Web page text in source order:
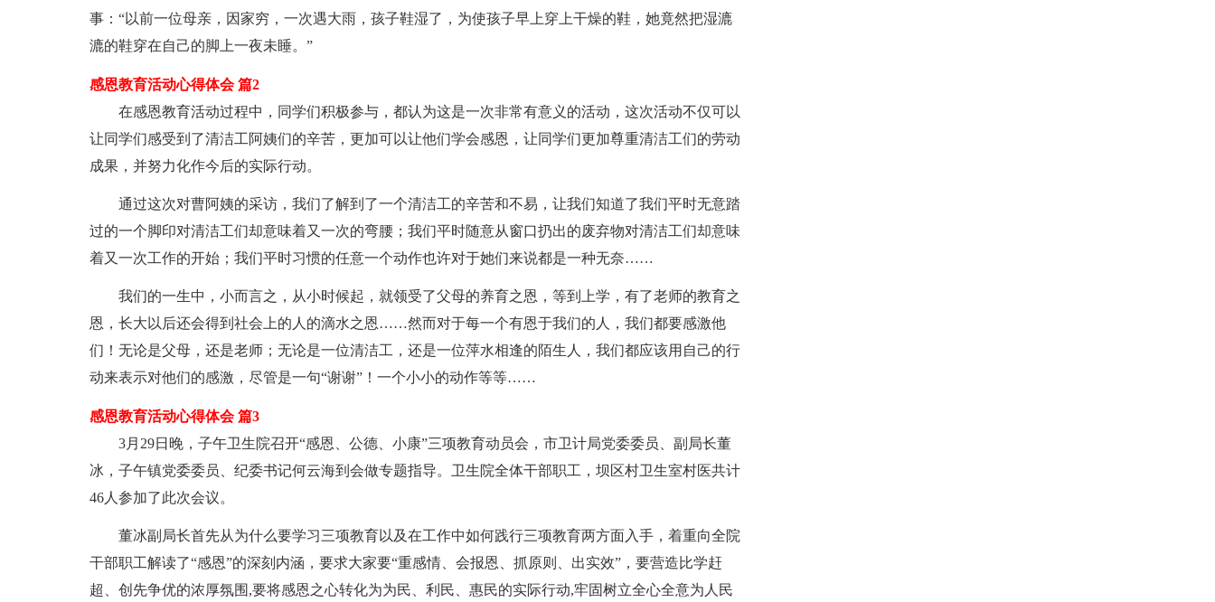
事：“以前一位母亲，因家穷，一次遇大雨，孩子鞋湿了，为使孩子早上穿上干燥的鞋，她竟然把湿漉
漉的鞋穿在自己的脚上一夜未睡。”
感恩教育活动心得体会 篇2
在感恩教育活动过程中，同学们积极参与，都认为这是一次非常有意义的活动，这次活动不仅可以
让同学们感受到了清洁工阿姨们的辛苦，更加可以让他们学会感恩，让同学们更加尊重清洁工们的劳动
成果，并努力化作今后的实际行动。
通过这次对曹阿姨的采访，我们了解到了一个清洁工的辛苦和不易，让我们知道了我们平时无意踏
过的一个脚印对清洁工们却意味着又一次的弯腰；我们平时随意从窗口扔出的废弃物对清洁工们却意味
着又一次工作的开始；我们平时习惯的任意一个动作也许对于她们来说都是一种无奈……
我们的一生中，小而言之，从小时候起，就领受了父母的养育之恩，等到上学，有了老师的教育之
恩，长大以后还会得到社会上的人的滴水之恩……然而对于每一个有恩于我们的人，我们都要感激他
们！无论是父母，还是老师；无论是一位清洁工，还是一位萍水相逢的陌生人，我们都应该用自己的行
动来表示对他们的感激，尽管是一句“谢谢”！一个小小的动作等等……
感恩教育活动心得体会 篇3
3月29日晚，子午卫生院召开“感恩、公德、小康”三项教育动员会，市卫计局党委委员、副局长董
冰，子午镇党委委员、纪委书记何云海到会做专题指导。卫生院全体干部职工，坝区村卫生室村医共计
46人参加了此次会议。
董冰副局长首先从为什么要学习三项教育以及在工作中如何践行三项教育两方面入手，着重向全院
干部职工解读了“感恩”的深刻内涵，要求大家要“重感情、会报恩、抓原则、出实效”，要营造比学赶
超、创先争优的浓厚氛围,要将感恩之心转化为为民、利民、惠民的实际行动,牢固树立全心全意为人民